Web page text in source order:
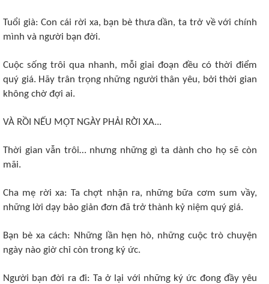
Tuổi già: Con cái rời xa, bạn bè thưa dần, ta trở về với chính
mình và người bạn đời.
Cuộc sống trôi qua nhanh, mỗi giai đoạn đều có thời điểm
quý giá. Hãy trân trọng những người thân yêu, bởi thời gian
không chờ đợi ai.
VÀ RỒI NẾU MỘT NGÀY PHẢI RỜI XA...
Thời gian vẫn trôi… nhưng những gì ta dành cho họ sẽ còn
mãi.
Cha mẹ rời xa: Ta chợt nhận ra, những bữa cơm sum vầy,
những lời dạy bảo giản đơn đã trở thành kỷ niệm quý giá.
Bạn bè xa cách: Những lần hẹn hò, những cuộc trò chuyện
ngày nào giờ chỉ còn trong ký ức.
Người bạn đời ra đi: Ta ở lại với những ký ức đong đầy yêu